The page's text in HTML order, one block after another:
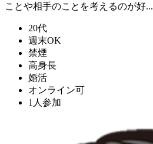
ことや相手のことを考えるのが好...
20代
週末OK
禁煙
高身長
婚活
オンライン可
1人参加